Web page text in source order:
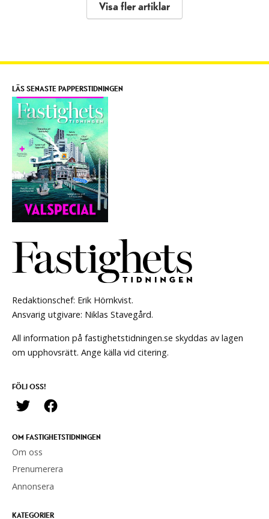
Visa fler artiklar
Redaktionschef: Erik Hörnkvist.
Ansvarig utgivare: Niklas Stavegård.
All information på fastighetstidningen.se skyddas av lagen
om upphovsrätt. Ange källa vid citering.
FÖLJ OSS!
OM FASTIGHETSTIDNINGEN
Om oss
Prenumerera
Annonsera
KATEGORIER
LÄS SENASTE PAPPERSTIDNINGEN